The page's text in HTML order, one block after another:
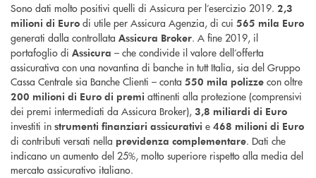
Sono dati molto positivi quelli di Assicura per l’esercizio 2019. 2,3
milioni di Euro di utile per Assicura Agenzia, di cui 565 mila Euro
generati dalla controllata Assicura Broker. A fine 2019, il
portafoglio di Assicura – che condivide il valore dell’offerta
assicurativa con una novantina di banche in tutt Italia, sia del Gruppo
Cassa Centrale sia Banche Clienti – conta 550 mila polizze con oltre
200 milioni di Euro di premi attinenti alla protezione (comprensivi
dei premi intermediati da Assicura Broker), 3,8 miliardi di Euro
investiti in strumenti finanziari assicurativi e 468 milioni di Euro
di contributi versati nella previdenza complementare. Dati che
indicano un aumento del 25%, molto superiore rispetto alla media del
mercato assicurativo italiano.